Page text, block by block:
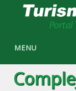
MENU